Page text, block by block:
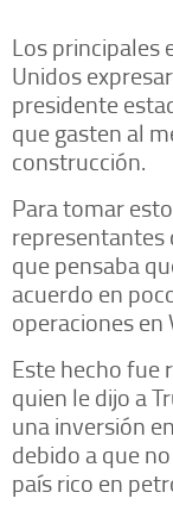
Los principales
Unidos
presidente
que gasten al
construcción.
Para tomar
representantes
que pensaba
acuerdo en
operaciones en
Este hecho fue
quien le dijo a
una inversión
debido a que
país rico en